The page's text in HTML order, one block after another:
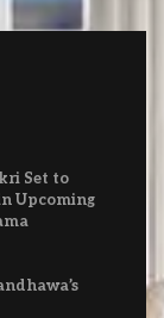
Set to
Upcoming